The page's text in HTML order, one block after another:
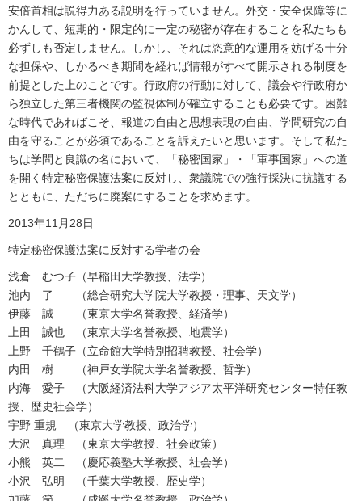
安倍首相は説得力ある説明を行っていません。外交・安全保障等に
かんして、短期的・限定的に一定の秘密が存在することを私たちも
必ずしも否定しません。しかし、それは恣意的な運用を妨げる十分
な担保や、しかるべき期間を経れば情報がすべて開示される制度を
前提とした上のことです。行政府の行動に対して、議会や行政府か
ら独立した第三者機関の監視体制が確立することも必要です。困難
な時代であればこそ、報道の自由と思想表現の自由、学問研究の自
由を守ることが必須であることを訴えたいと思います。そして私た
ちは学問と良識の名において、「秘密国家」・「軍事国家」への道
を開く特定秘密保護法案に反対し、衆議院での強行採決に抗議する
とともに、ただちに廃案にすることを求めます。
2013年11月28日
特定秘密保護法案に反対する学者の会
浅倉 むつ子（早稲田大学教授、法学）
池内 了 （総合研究大学院大学教授・理事、天文学）
伊藤 誠 （東京大学名誉教授、経済学）
上 田 誠也 （東京大学名誉教授、地震学）
上野 千鶴子（立命館大学特別招聘教授、社会学）
内田 樹 （神戸女学院大学名誉教授、哲学）
内海 愛子 （大阪経済法科大学アジア太平洋研究センター特任教
授、歴史社会学）
宇野 重規 （東京大学教授、政治学）
大沢 真理 （東京大学教授、社会政策）
小熊 英二 （慶応義塾大学教授、社会学）
小沢 弘明 （千葉大学教授、歴史学）